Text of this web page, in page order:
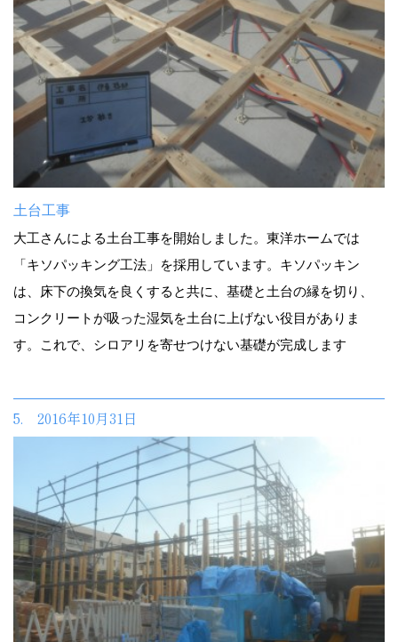
土台工事
大工さんによる土台工事を開始しました。東洋ホームでは
「キソパッキング工法」を採用しています。キソパッキン
は、床下の換気を良くすると共に、基礎と土台の縁を切り、
コンクリートが吸った湿気を土台に上げない役目がありま
す。これで、シロアリを寄せつけない基礎が完成します
5. 2016年10月31日